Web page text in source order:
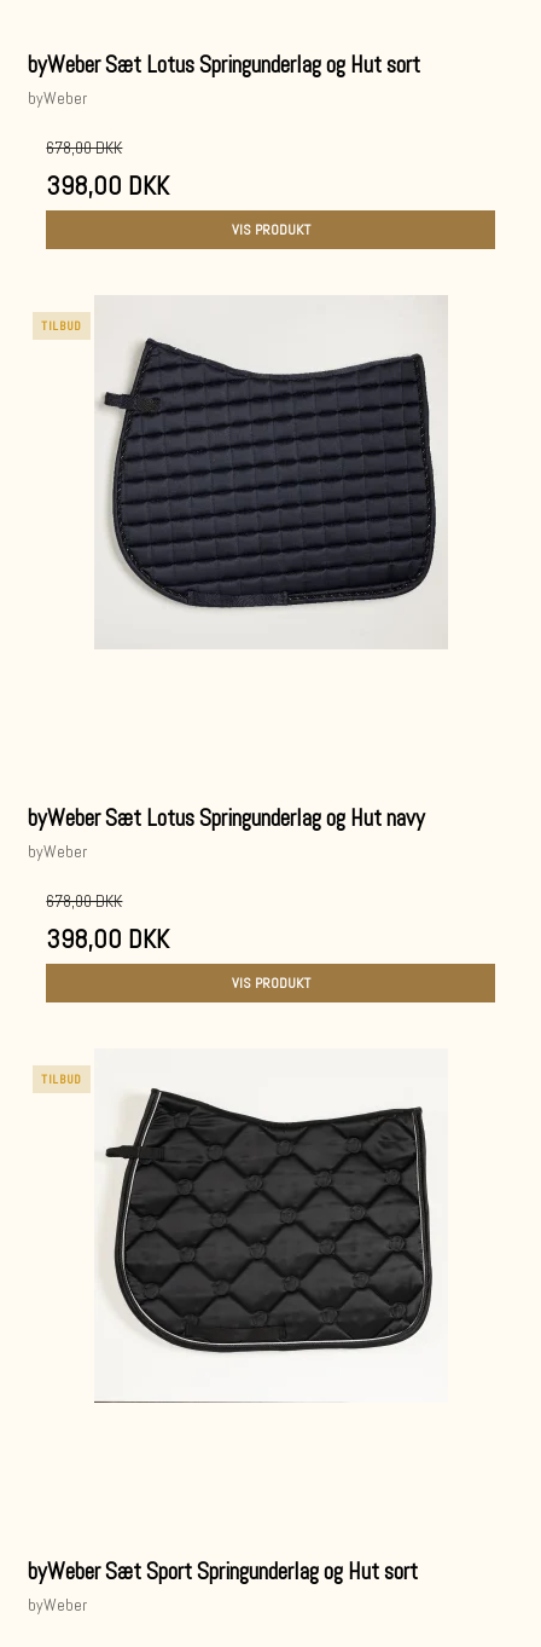
byWeber Sæt Lotus Springunderlag og Hut sort
byWeber
678,00 DKK
398,00 DKK
VIS PRODUKT
TILBUD
byWeber Sæt Lotus Springunderlag og Hut navy
byWeber
678,00 DKK
398,00 DKK
VIS PRODUKT
TILBUD
byWeber Sæt Sport Springunderlag og Hut sort
byWeber